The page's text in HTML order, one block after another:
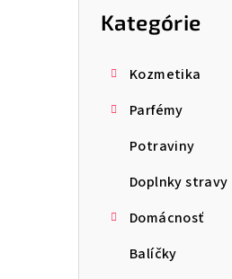
Preskočiť
kategórie
Kategórie
Kozmetika
Parfémy
Potraviny
Doplnky stravy
Domácnosť
Balíčky